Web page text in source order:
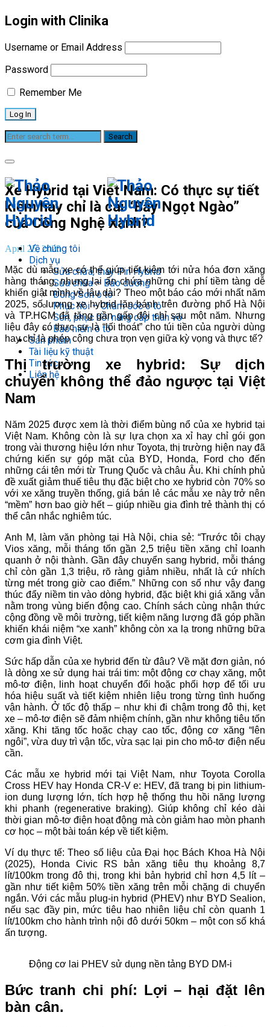
Login with Clinika
Username or Email Address
Password
Remember Me
Về chúng tôi
Dịch vụ
Sửa chữa, thay Pin Hybrid
Sửa chữa – Bảo dưỡng
Đồng Sơn ô tô
Phục hồi – Chăm sóc ô tô
Sơn, phục hồi nâng cấp thân vỏ
Bảo hiểm ô tô
Sản phẩm
Tài liệu kỹ thuật
Tin tức
Liên hệ
Blog
Xe Hybrid tại Việt Nam: Có thực sự tiết
kiệm hay chỉ là cái “Bẫy Ngọt Ngào”
của Công Nghệ Xanh?
April 25, 2025
Mặc dù mẫu xe có thể giúp tiết kiệm tới nửa hóa đơn xăng
hàng tháng, nhưng lại ẩn chứa những chi phí tiềm tàng dễ
khiến giật mình về lâu dài? Theo một báo cáo mới nhất năm
2025, số lượng xe hybrid lăn bánh trên đường phố Hà Nội
và TP.HCM đã tăng gần gấp đôi chỉ sau một năm. Nhưng
liệu đây có thực sự là “lối thoát” cho túi tiền của người dùng
hay chỉ là phép cộng chưa trọn vẹn giữa kỳ vọng và thực tế?
Thị trường xe hybrid: Sự dịch
chuyển không thể đảo ngược tại Việt
Nam
Năm 2025 được xem là thời điểm bùng nổ của xe hybrid tại
Việt Nam. Không còn là sự lựa chọn xa xỉ hay chỉ gói gọn
trong vài thương hiệu lớn như Toyota, thị trường hiện nay đã
chứng kiến sự góp mặt của BYD, Honda, Ford cho đến
những cái tên mới từ Trung Quốc và châu Âu. Khi chính phủ
đề xuất giảm thuế tiêu thụ đặc biệt cho xe hybrid còn 70% so
với xe xăng truyền thống, giá bán lẻ các mẫu xe này trở nên
“mềm” hơn bao giờ hết – giúp nhiều gia đình trẻ thành thị có
thể cân nhắc nghiêm túc.
Anh M, làm văn phòng tại Hà Nội, chia sẻ: “Trước tôi chạy
Vios xăng, mỗi tháng tốn gần 2,5 triệu tiền xăng chỉ loanh
quanh ở nội thành. Gần đây chuyển sang hybrid, mỗi tháng
chỉ còn gần 1,3 triệu, rõ ràng giảm nhiều, nhất là cứ nhích
từng mét trong giờ cao điểm.” Những con số như vậy đang
thúc đẩy niềm tin vào dòng hybrid, đặc biệt khi giá xăng vẫn
nằm trong vùng biến động cao. Chính sách cùng nhận thức
cộng đồng về môi trường, tiết kiệm năng lượng đã góp phần
khiến khái niệm “xe xanh” không còn xa lạ trong những bữa
cơm gia đình Việt.
Sức hấp dẫn của xe hybrid đến từ đâu? Về mặt đơn giản, nó
là dòng xe sử dụng hai trái tim: một động cơ chạy xăng, một
mô-tơ điện, linh hoạt chuyển đổi hoặc phối hợp để tối ưu
hóa hiệu suất và tiết kiệm nhiên liệu trong từng tình huống
vận hành. Ở tốc độ thấp – như khi đi chậm trong đô thị, kẹt
xe – mô-tơ điện sẽ đảm nhiệm chính, gần như không tiêu tốn
xăng. Khi tăng tốc hoặc chạy cao tốc, động cơ xăng “lên
ngôi”, vừa duy trì vận tốc, vừa sạc lại pin cho mô-tơ điện nếu
cần.
Các mẫu xe hybrid mới tại Việt Nam, như Toyota Corolla
Cross HEV hay Honda CR-V e: HEV, đã trang bị pin lithium-
ion dung lượng lớn, tích hợp hệ thống thu hồi năng lượng
khi phanh (regenerative braking). Giúp không chỉ kéo dài
thời gian mô-tơ điện hoạt động mà còn giảm hao mòn phanh
cơ học – một bài toán kép về tiết kiệm.
Ví dụ thực tế: Theo số liệu của Đại học Bách Khoa Hà Nội
(2025), Honda Civic RS bản xăng tiêu thụ khoảng 8,7
lít/100km trong đô thị, trong khi bản hybrid chỉ hơn 4,5 lít –
gần như tiết kiệm 50% tiền xăng trên mỗi chặng di chuyển
ngắn. Với các mẫu plug-in hybrid (PHEV) như BYD Sealion,
nếu sạc đầy pin, mức tiêu hao nhiên liệu chỉ còn quanh 1
lít/100km cho hành trình nội đô dưới 50km – một con số khá
ấn tượng.
Động cơ lai PHEV sử dụng nền tảng BYD DM-i
Bức tranh chi phí: Lợi – hại đặt lên
bàn cân.